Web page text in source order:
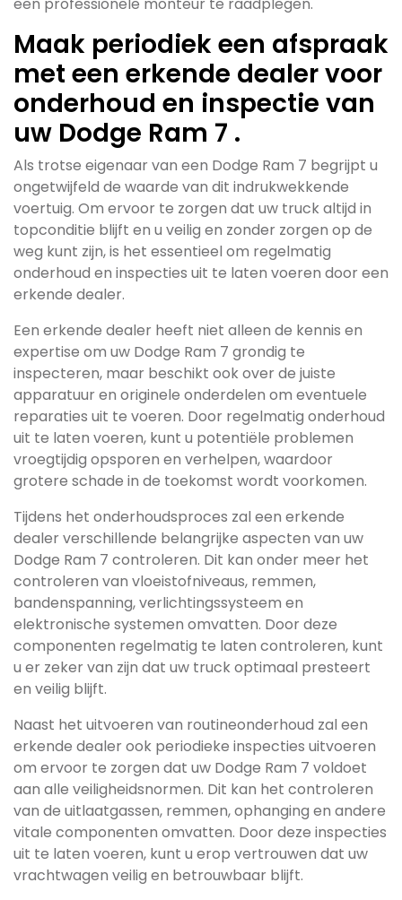
Maak periodiek een afspraak
met een erkende dealer voor
onderhoud en inspectie van
uw Dodge Ram 7 .
Als trotse eigenaar van een Dodge Ram 7 begrijpt u
ongetwijfeld de waarde van dit indrukwekkende
voertuig. Om ervoor te zorgen dat uw truck altijd in
topconditie blijft en u veilig en zonder zorgen op de
weg kunt zijn, is het essentieel om regelmatig
onderhoud en inspecties uit te laten voeren door een
erkende dealer.
Een erkende dealer heeft niet alleen de kennis en
expertise om uw Dodge Ram 7 grondig te
inspecteren, maar beschikt ook over de juiste
apparatuur en originele onderdelen om eventuele
reparaties uit te voeren. Door regelmatig onderhoud
uit te laten voeren, kunt u potentiële problemen
vroegtijdig opsporen en verhelpen, waardoor
grotere schade in de toekomst wordt voorkomen.
Tijdens het onderhoudsproces zal een erkende
dealer verschillende belangrijke aspecten van uw
Dodge Ram 7 controleren. Dit kan onder meer het
controleren van vloeistofniveaus, remmen,
bandenspanning, verlichtingssysteem en
elektronische systemen omvatten. Door deze
componenten regelmatig te laten controleren, kunt
u er zeker van zijn dat uw truck optimaal presteert
en veilig blijft.
Naast het uitvoeren van routineonderhoud zal een
erkende dealer ook periodieke inspecties uitvoeren
om ervoor te zorgen dat uw Dodge Ram 7 voldoet
aan alle veiligheidsnormen. Dit kan het controleren
van de uitlaatgassen, remmen, ophanging en andere
vitale componenten omvatten. Door deze inspecties
uit te laten voeren, kunt u erop vertrouwen dat uw
vrachtwagen veilig en betrouwbaar blijft.